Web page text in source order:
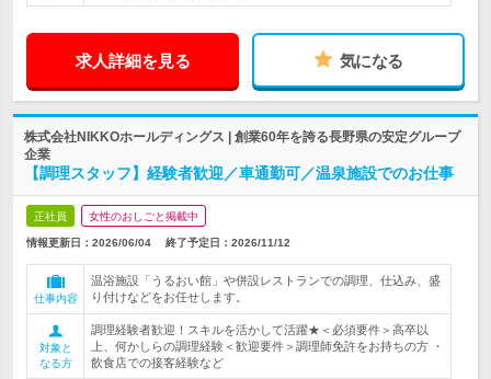
求人詳細を見る 気になる
株式会社NIKKOホールディングス | 創業60年を誇る長野県の安定グループ
企業
【調理スタッフ】経験者歓迎／車通勤可／温泉施設でのお仕事
正社員 女性のおしごと掲載中
情報更新日：2026/06/04 終了予定日： 2026/11/12
仕事内容
温浴施設「うるおい館」や併設レストランでの調理、仕込み、盛
り付けなどをお任せします。
対象と
なる方
調理経験者歓迎！スキルを活かして活躍★＜必須要件＞高卒以
上、何かしらの調理経験＜歓迎要件＞調理師免許をお持ちの方 ・
飲食店での接客経験など